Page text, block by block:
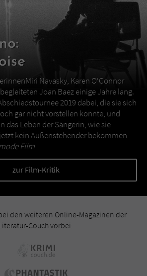
Navasky, Karen O‘Connor
Joan Baez einige Jahre lang.
2019 dabei, die sie sich
gar nicht vorstellen konnte, und
das Leben der Sängerin, wie sie
kein Außenstehender bekommen
Film
zur Film-Kritik
den weiteren Online-Magazinen der
Couch vorbei: